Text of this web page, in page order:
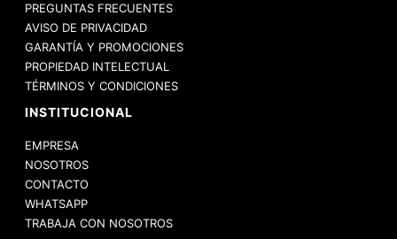
PREGUNTAS FRECUENTES
AVISO DE PRIVACIDAD
GARANTÍA Y PROMOCIONES
PROPIEDAD INTELECTUAL
TÉRMINOS Y CONDICIONES
INSTITUCIONAL
EMPRESA
NOSOTROS
CONTACTO
WHATSAPP
TRABAJA CON NOSOTROS